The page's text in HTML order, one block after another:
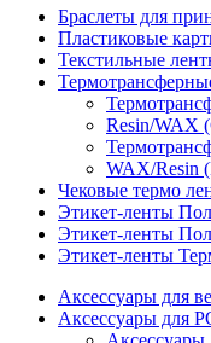
Браслеты для
Пластиковые
Текстильные
Resin/
WAX/
Чековые термо
Этикет-ленты
Этикет-ленты
Этикет-ленты
Аксессуары для
Аксессуары для